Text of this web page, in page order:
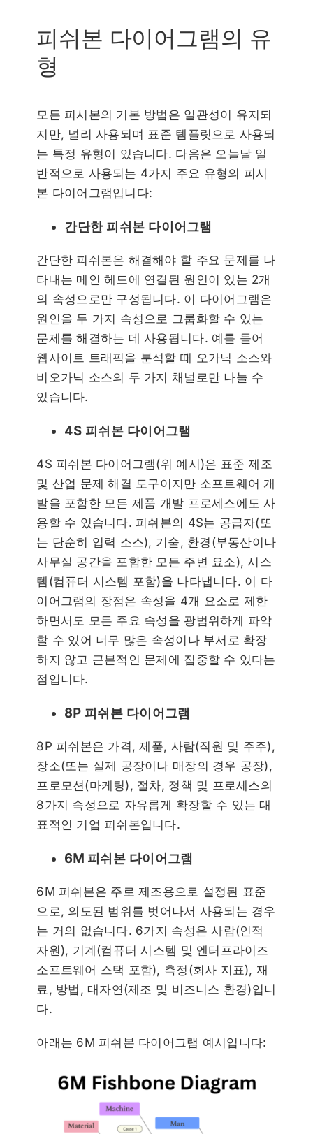
피쉬본 다이어그램의 유
형
모든 피시본의 기본 방법은 일관성이 유지되
지만, 널리 사용되며 표준 템플릿으로 사용되
는 특정 유형이 있습니다. 다음은 오늘날 일
반적으로 사용되는 4가지 주요 유형의 피시
본 다이어그램입니다:
간단한 피쉬본 다이어그램
간단한 피쉬본은 해결해야 할 주요 문제를 나
타내는 메인 헤드에 연결된 원인이 있는 2개
의 속성으로만 구성됩니다. 이 다이어그램은
원인을 두 가지 속성으로 그룹화할 수 있는
문제를 해결하는 데 사용됩니다. 예를 들어
웹사이트 트래픽을 분석할 때 오가닉 소스와
비오가닉 소스의 두 가지 채널로만 나눌 수
있습니다.
4S 피쉬본 다이어그램
4S 피쉬본 다이어그램(위 예시)은 표준 제조
및 산업 문제 해결 도구이지만 소프트웨어 개
발을 포함한 모든 제품 개발 프로세스에도 사
용할 수 있습니다. 피쉬본의 4S는 공급자(또
는 단순히 입력 소스), 기술, 환경(부동산이나
사무실 공간을 포함한 모든 주변 요소), 시스
템(컴퓨터 시스템 포함)을 나타냅니다. 이 다
이어그램의 장점은 속성을 4개 요소로 제한
하면서도 모든 주요 속성을 광범위하게 파악
할 수 있어 너무 많은 속성이나 부서로 확장
하지 않고 근본적인 문제에 집중할 수 있다는
점입니다.
8P 피쉬본 다이어그램
8P 피쉬본은 가격, 제품, 사람(직원 및 주주),
장소(또는 실제 공장이나 매장의 경우 공장),
프로모션(마케팅), 절차, 정책 및 프로세스의
8가지 속성으로 자유롭게 확장할 수 있는 대
표적인 기업 피쉬본입니다.
6M 피쉬본 다이어그램
6M 피쉬본은 주로 제조용으로 설정된 표준
으로, 의도된 범위를 벗어나서 사용되는 경우
는 거의 없습니다. 6가지 속성은 사람(인적
자원), 기계(컴퓨터 시스템 및 엔터프라이즈
소프트웨어 스택 포함), 측정(회사 지표), 재
료, 방법, 대자연(제조 및 비즈니스 환경)입니
다.
아래는 6M 피쉬본 다이어그램 예시입니다: